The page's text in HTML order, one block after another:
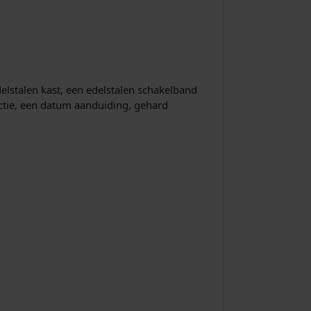
:
kast, een edelstalen schakelband
een datum aanduiding, gehard